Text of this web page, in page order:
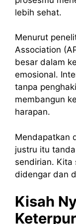
lebih sehat.
Menurut
Association
besar dalam
emosional.
tanpa
membangun
harapan.
Mendapatkan
justru itu
sendirian. Kita
didengar dan
Kisah